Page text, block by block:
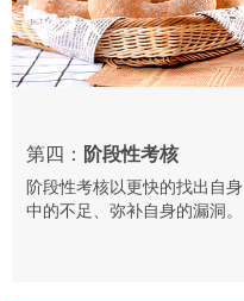
第四： 阶段性考核
阶段性考核以更快的找出自身
中的不足、弥补自身的漏洞。